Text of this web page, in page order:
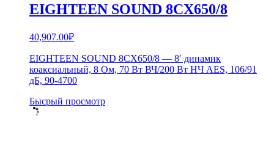
EIGHTEEN SOUND 8CX650/8
40,907.00₽
EIGHTEEN SOUND 8CX650/8 — 8′ динамик
коаксиальный, 8 Ом, 70 Вт ВЧ/200 Вт НЧ AES, 106/91
дБ, 90-4700
Бысрый просмотр